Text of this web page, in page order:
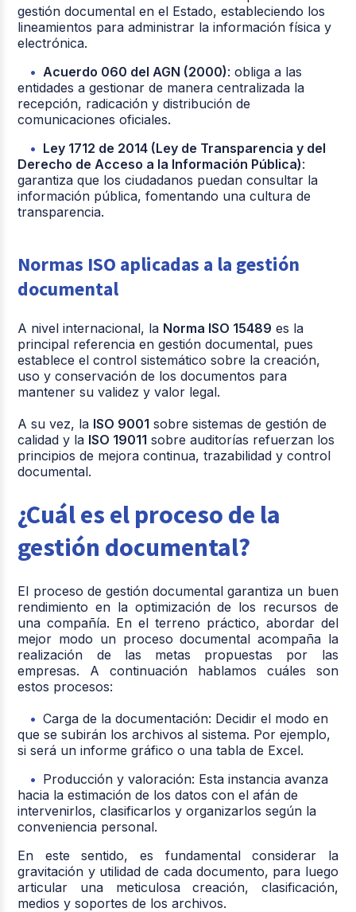
gestión documental en el Estado, estableciendo los
lineamientos para administrar la información física y
electrónica.
Acuerdo 060 del AGN (2000): obliga a las
entidades a gestionar de manera centralizada la
recepción, radicación y distribución de
comunicaciones oficiales.
Ley 1712 de 2014 (Ley de Transparencia y del
Derecho de Acceso a la Información Pública):
garantiza que los ciudadanos puedan consultar la
información pública, fomentando una cultura de
transparencia.
Normas ISO aplicadas a la gestión
documental
A nivel internacional, la Norma ISO 15489 es la
principal referencia en gestión documental, pues
establece el control sistemático sobre la creación,
uso y conservación de los documentos para
mantener su validez y valor legal.
A su vez, la ISO 9001 sobre sistemas de gestión de
calidad y la ISO 19011 sobre auditorías refuerzan los
principios de mejora continua, trazabilidad y control
documental.
¿Cuál es el proceso de la
gestión documental?
El proceso de gestión documental garantiza un buen
rendimiento en la optimización de los recursos de
una compañía. En el terreno práctico, abordar del
mejor modo un proceso documental acompaña la
realización de las metas propuestas por las
empresas. A continuación hablamos cuáles son
estos procesos:
Carga de la documentación: Decidir el modo en
que se subirán los archivos al sistema. Por ejemplo,
si será un informe gráfico o una tabla de Excel.
Producción y valoración: Esta instancia avanza
hacia la estimación de los datos con el afán de
intervenirlos, clasificarlos y organizarlos según la
conveniencia personal.
En este sentido, es fundamental considerar la
gravitación y utilidad de cada documento, para luego
articular una meticulosa creación, clasificación,
medios y soportes de los archivos.